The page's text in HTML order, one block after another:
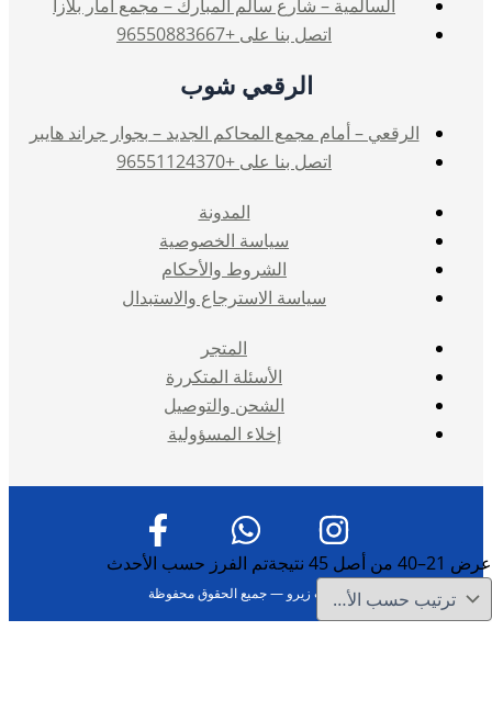
عرض 21–40 من أصل 45 نتيجة تم الفرز حسب الأحدث
السالمية – شارع سالم المبارك – مجمع امار بلازا
اتصل بنا على +96550883667
الرقعي شوب
الرقعي – أمام مجمع المحاكم الجديد – بجوار جراند هايبر
اتصل بنا على +96551124370
المدونة
سياسة الخصوصية
الشروط والأحكام
سياسة الاسترجاع والاستبدال
المتجر
الأسئلة المتكررة
الشحن والتوصيل
إخلاء المسؤولية
حقوق النشر © 2026 فيب صب زيرو — جميع الحقوق محفوظة